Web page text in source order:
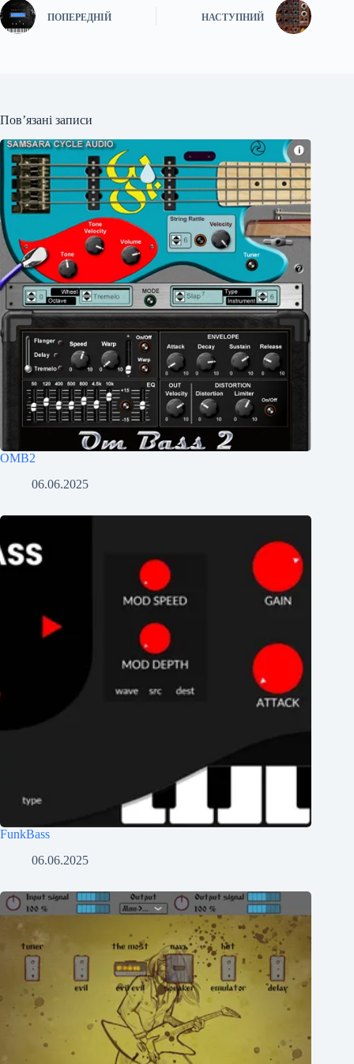
ПОПЕРЕДНІЙ НАСТУПНИЙ
Пов’язані записи
OMB2
06.06.2025
FunkBass
06.06.2025